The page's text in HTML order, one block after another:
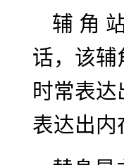
辅 角
话，该辅
时常表
表达出内